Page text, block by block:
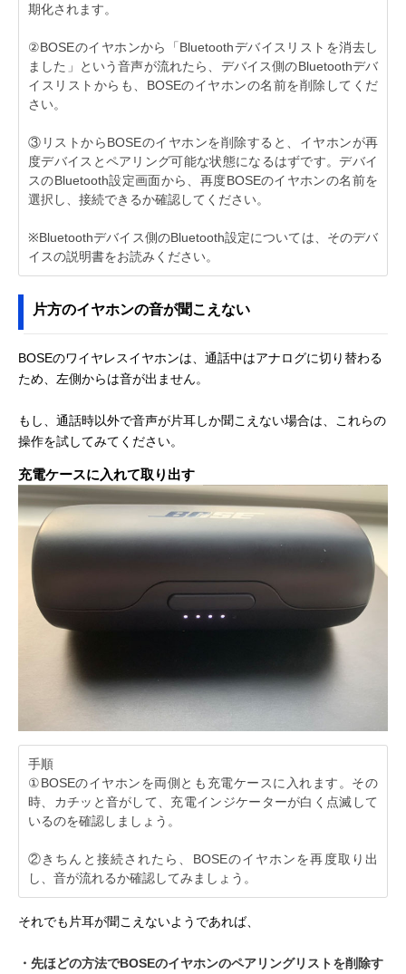
期化されます。
②BOSEのイヤホンから「Bluetoothデバイスリストを消去し
ました」という音声が流れたら、デバイス側のBluetoothデバ
イスリストからも、BOSEのイヤホンの名前を削除してくだ
さい。
③リストからBOSEのイヤホンを削除すると、イヤホンが再
度デバイスとペアリング可能な状態になるはずです。デバイ
スのBluetooth設定画面から、再度BOSEのイヤホンの名前を
選択し、接続できるか確認してください。
※Bluetoothデバイス側のBluetooth設定については、そのデバ
イスの説明書をお読みください。
片方のイヤホンの音が聞こえない
BOSEのワイヤレスイヤホンは、通話中はアナログに切り替わる
ため、左側からは音が出ません。
もし、通話時以外で音声が片耳しか聞こえない場合は、これらの
操作を試してみてください。
充電ケースに入れて取り出す
手順
①BOSEのイヤホンを両側とも充電ケースに入れます。その
時、カチッと音がして、充電インジケーターが白く点滅して
いるのを確認しましょう。
②きちんと接続されたら、BOSEのイヤホンを再度取り出
し、音が流れるか確認してみましょう。
それでも片耳が聞こえないようであれば、
・先ほどの方法でBOSEのイヤホンのペアリングリストを削除す